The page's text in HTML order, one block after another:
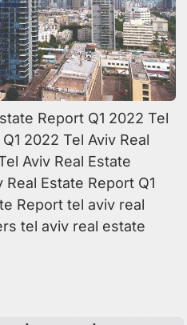
Report Q1 2022 Tel
2022 Tel Aviv Real
Aviv Real Estate
Estate Report Q1
Report tel aviv real
tel aviv real estate